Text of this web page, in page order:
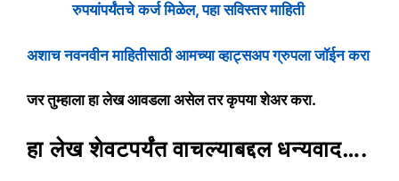
रुपयांपर्यंतचे कर्ज मिळेल, पहा सविस्तर माहिती
अशाच नवनवीन माहितीसाठी आमच्या व्हाट्सअप ग्रुपला जॉईन करा
जर तुम्हाला हा लेख आवडला असेल तर कृपया शेअर करा.
हा लेख शेवटपर्यंत वाचल्याबद्दल धन्यवाद….